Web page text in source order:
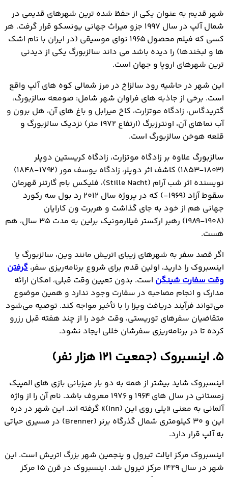
شهر قدیم به عنوان یکی از حفظ شده ترین شهرهای قدیمی در
شمال آلپ در سال ۱۹۹۷ جزو میراث جهانی یونسکو قرار گرفت. هر
کسی که فیلم محصول ۱۹۶۵ نوای موسیقی (در ایران با نام اشک
ها و لبخندها) را دیده باشد می داند سالزبورگ یکی از دیدنی
ترین شهرهای اروپا و جهان است.
این شهر در حاشیه رود سالزاخ در مرز شمالی کوه های آلپ واقع
است. برخی از جاذبه های فراوان شهر شامل: صومعه سالزبورگ،
گتریدگاس، زادگاه موتزارت، کاخ میرابل و باغ های آن، هل برون و
آب نماهای آن، اونترزبرگ (ارتفاع ۱۹۷۲ متر) نزدیک سالزبورگ و
قلعه هوخن سالزبورگ است.
سالزبورگ علاوه بر زادگاه موتزارت، زادگاه کریستین دوپلر
(۱۸۰۳-۱۸۵۳) کاشف اثر دوپلر، زادگاه یوسف مور (۱۷۹۲-۱۸۴۸)
نویسنده اثر شب آرام (Stille Nacht)، فلیکس بام گارتنر قهرمان
سقوط آزاد (۱۹۶۹-) که در پروژه سال ۲۰۱۲ رد بول سه رکورد
جهانی هم از خود به جای گذاشت و هربرت ون کارایان
(۱۹۰۸-۱۹۸۹) رهبر ارکستر فیلارمونیک برلین به مدت ۳۵ سال، هم
هست.
اگر قصد سفر به شهرهای زیبای اتریش مانند وین، سالزبورگ یا
اینسبروک را دارید، اولین قدم برای شروع برنامه‌ریزی سفر، گرفتن
وقت سفارت شینگن است. بدون تعیین وقت قبلی، امکان ارائه
مدارک و انجام مصاحبه در سفارت وجود ندارد و همین موضوع
می‌تواند فرآیند دریافت ویزا را با تأخیر مواجه کند. توصیه می‌شود
متقاضیان سفرهای توریستی، وقت خود را از چند هفته قبل رزرو
کرده تا در برنامه‌ریزی سفرشان خللی ایجاد نشود.
5. اینسبروک (جمعیت ۱۲۱ هزار نفر)
اینسبروک شاید بیشتر از همه به دو بار میزبانی بازی های المپیک
زمستانی در سال های ۱۹۶۴ و ۱۹۷۶ معروف باشد. نام آن را از واژه
آلمانی به معنی «پلی روی این (Inn)» گرفته اند. این شهر در دره
این و ۳۰ کیلومتری شمال گذرگاه برنر (Brenner) در مسیری حیاتی
به آلپ قرار دارد.
اینسبروک مرکز ایالت تیرول و پنجمین شهر بزرگ اتریش است. این
شهر در سال ۱۴۲۹ مرکز تیرول شد. اینسبروک در قرن ۱۵ مرکز